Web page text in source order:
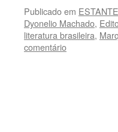
Publicado em ESTANTE
Dyonelio Machado,
literatura brasileira,
comentário